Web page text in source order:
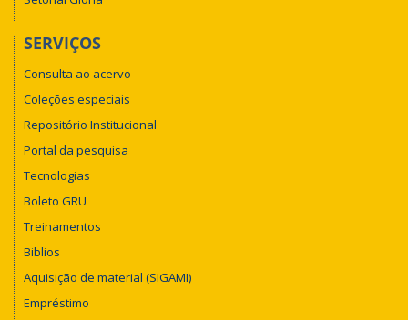
SERVIÇOS
Consulta ao acervo
Coleções especiais
Repositório Institucional
Portal da pesquisa
Tecnologias
Boleto GRU
Treinamentos
Biblios
Aquisição de material (SIGAMI)
Empréstimo